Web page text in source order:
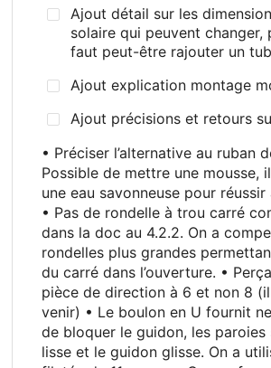
Ajout détail sur les
solaire qui peuvent changer,
faut peut-être rajouter un
Ajout explication montage
Ajout précisions et retours
• Préciser l’alternative au ruban
Possible de mettre une mousse,
une eau savonneuse pour réussir
• Pas de rondelle à trou carré
dans la doc au 4.2.2. On a
rondelles plus grandes
du carré dans l’ouverture. •
pièce de direction à 6 et non 8
venir) • Le boulon en U fournit
de bloquer le guidon, les
lisse et le guidon glisse. On a